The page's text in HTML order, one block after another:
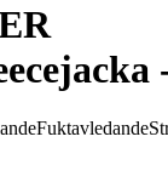
Fuktavledande